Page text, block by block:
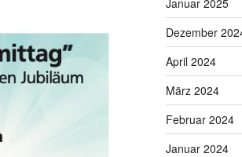
Dezember
April 2024
März 2024
Februar 2024
Januar 2024